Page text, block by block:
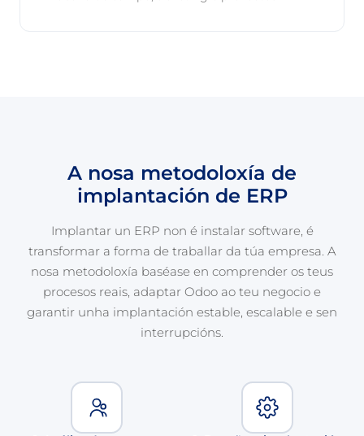
A nosa metodoloxía de
implantación de ERP
Implantar un ERP non é instalar software, é
transformar a forma de traballar da túa empresa. A
nosa metodoloxía baséase en comprender os teus
procesos reais, adaptar Odoo ao teu negocio e
garantir unha implantación estable, escalable e sen
interrupcións.